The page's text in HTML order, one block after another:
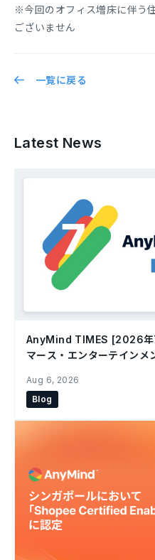
※今回のオフィス増床に伴う
ございません
一覧に戻る
Latest News
AnyMind TIMES [2026年
マース・エンターテインメ
Aug 6, 2026
Blog